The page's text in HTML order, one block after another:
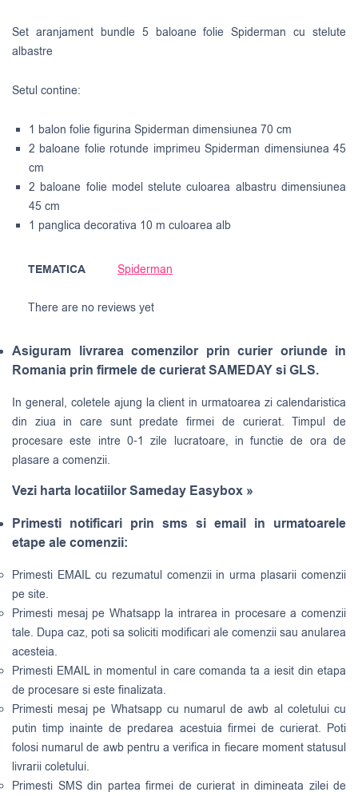
Set aranjament bundle 5 baloane folie Spiderman cu stelute
albastre
Setul contine:
1 balon folie figurina Spiderman dimensiunea 70 cm
2 baloane folie rotunde imprimeu Spiderman dimensiunea 45
cm
2 baloane folie model stelute culoarea albastru dimensiunea
45 cm
1 panglica decorativa 10 m culoarea alb
TEMATICA Spiderman
There are no reviews yet
Asiguram livrarea comenzilor prin curier oriunde in
Romania prin firmele de curierat SAMEDAY si GLS.
In general, coletele ajung la client in urmatoarea zi calendaristica
din ziua in care sunt predate firmei de curierat. Timpul de
procesare este intre 0-1 zile lucratoare, in functie de ora de
plasare a comenzii.
Vezi harta locatiilor Sameday Easybox »
Primesti notificari prin sms si email in urmatoarele
etape ale comenzii:
Primesti EMAIL cu rezumatul comenzii in urma plasarii comenzii
pe site.
Primesti mesaj pe Whatsapp la intrarea in procesare a comenzii
tale. Dupa caz, poti sa soliciti modificari ale comenzii sau anularea
acesteia.
Primesti EMAIL in momentul in care comanda ta a iesit din etapa
de procesare si este finalizata.
Primesti mesaj pe Whatsapp cu numarul de awb al coletului cu
putin timp inainte de predarea acestuia firmei de curierat. Poti
folosi numarul de awb pentru a verifica in fiecare moment statusul
livrarii coletului.
Primesti SMS din partea firmei de curierat in dimineata zilei de